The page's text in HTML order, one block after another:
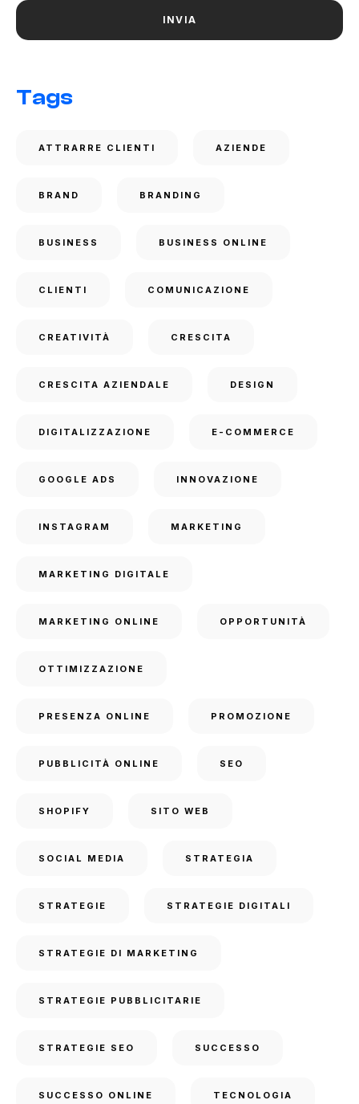
Tags
ATTRARRE CLIENTI AZIENDE
BRAND BRANDING
BUSINESS BUSINESS ONLINE
CLIENTI COMUNICAZIONE
CREATIVITÀ CRESCITA
CRESCITA AZIENDALE DESIGN
DIGITALIZZAZIONE E-COMMERCE
GOOGLE ADS INNOVAZIONE
INSTAGRAM MARKETING
MARKETING DIGITALE
MARKETING ONLINE OPPORTUNITÀ
OTTIMIZZAZIONE
PRESENZA ONLINE PROMOZIONE
PUBBLICITÀ ONLINE SEO
SHOPIFY SITO WEB
SOCIAL MEDIA STRATEGIA
STRATEGIE STRATEGIE DIGITALI
STRATEGIE DI MARKETING
STRATEGIE PUBBLICITARIE
STRATEGIE SEO SUCCESSO
SUCCESSO ONLINE TECNOLOGIA